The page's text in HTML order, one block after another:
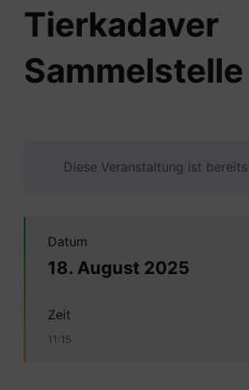
Tierkadaver
Sammelstelle
Diese Veranstaltung ist
Datum
18. August 2025
Zeit
11:15